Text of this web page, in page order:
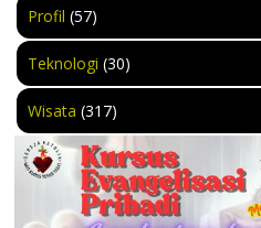
Profil (57)
Teknologi (30)
Wisata (317)